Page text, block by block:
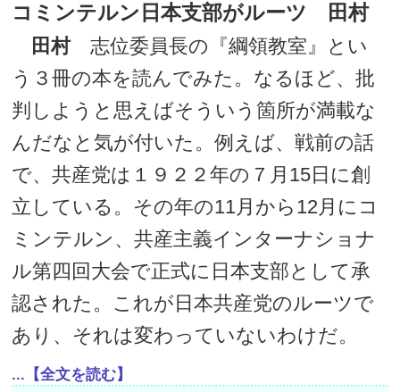
コミンテルン日本支部がルーツ 田村
田村志位委員長の『綱領教室』とい
う３冊の本を読んでみた。なるほど、批
判しようと思えばそういう箇所が満載な
んだなと気が付いた。例えば、戦前の話
で、共産党は１９２２年の７月15日に創
立している。その年の11月から12月にコ
ミンテルン、共産主義インターナショナ
ル第四回大会で正式に日本支部として承
認された。これが日本共産党のルーツで
あり、それは変わっていないわけだ。
...【全文を読む】